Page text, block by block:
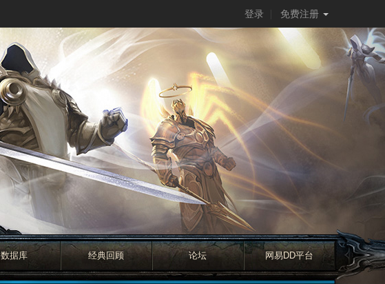
登录 免费注册
数据库 经典回顾 论坛 网易DD平台